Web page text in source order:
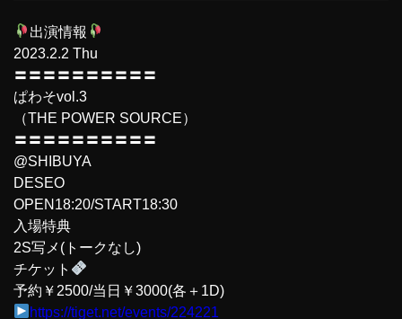
出演情報
2023.2.2 Thu
〓〓〓〓〓〓〓〓〓〓
ぱわそvol.3
（THE POWER SOURCE）
〓〓〓〓〓〓〓〓〓〓
@SHIBUYA
DESEO
OPEN18:20/START18:30
入場特典
2S写メ(トークなし)
チケット
予約￥2500/当日￥3000(各＋1D)
https://tiget.net/events/224221